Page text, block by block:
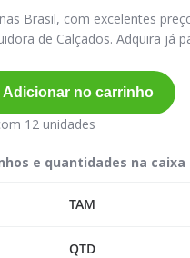
Brasil, com excelentes
de Calçados. Adquira já
Adicionar no carrinho
12 unidades
e quantidades na caixa
TAM
QTD